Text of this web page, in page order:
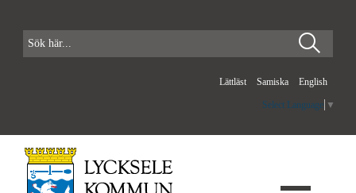
Lättläst Samiska English
Select Language ▼